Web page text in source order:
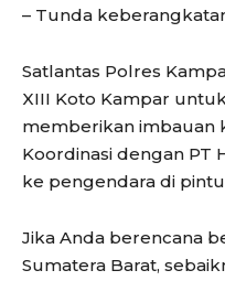
– Tunda
Satlantas Polres
XIII Koto Kampar
memberikan imbauan
Koordinasi dengan
ke pengendara di
Jika Anda berencana
Sumatera Barat,